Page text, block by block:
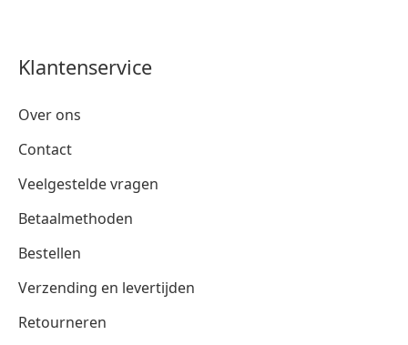
Klantenservice
Over ons
Contact
Veelgestelde vragen
Betaalmethoden
Bestellen
Verzending en levertijden
Retourneren